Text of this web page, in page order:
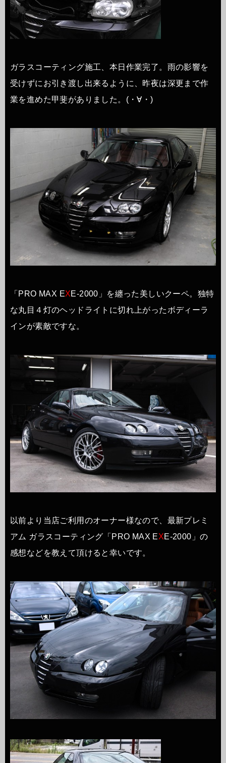
ガラスコーティング施工、本日作業完了。雨の影響を
受けずにお引き渡し出来るように、昨夜は深更まで作
業を進めた甲斐がありました。(・∀・)
「PRO MAX EXE-2000」を纏った美しいクーペ。独特
な丸目４灯のヘッドライトに切れ上がったボディーラ
インが素敵ですな。
以前より当店ご利用のオーナー様なので、最新プレミ
アム ガラスコーティング「PRO MAX EXE-2000」の
感想などを教えて頂けると幸いです。